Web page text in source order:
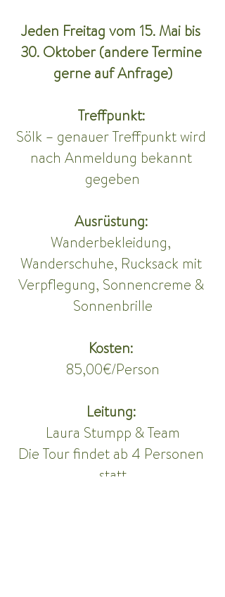
Jeden Freitag vom 15. Mai bis
30. Oktober (andere Termine
gerne auf Anfrage)
Treffpunkt:
Sölk – genauer Treffpunkt wird
nach Anmeldung bekannt
gegeben
Ausrüstung:
Wanderbekleidung,
Wanderschuhe, Rucksack mit
Verpflegung, Sonnencreme &
Sonnenbrille
Kosten:
85,00€/Person
Leitung:
Laura Stumpp & Team
Die Tour findet ab 4 Personen
statt